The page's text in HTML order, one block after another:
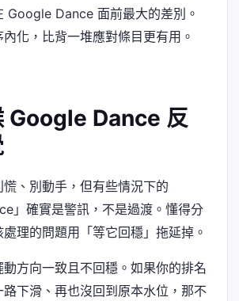
Google Dance 面前最大的差別。
化，比背一堆應對條目更有用。
Google Dance 反
、別動手，但有些情況下的
」確實是警訊，不是過渡。懂得分
理的問題用「等它回穩」拖延掉。
方向一致且不回穩。如果你的排名
下滑、再也沒回到原本水位，那不